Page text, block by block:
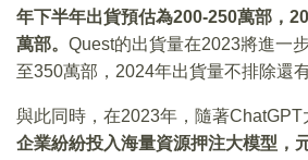
年下半年出貨預估為200-250萬部，
萬部。 Quest的出貨量在2023將進一
至350萬部，2024年出貨量不排除還
與此同時，在2023年，隨著ChatGPT
企業紛紛投入海量資源押注大模型，